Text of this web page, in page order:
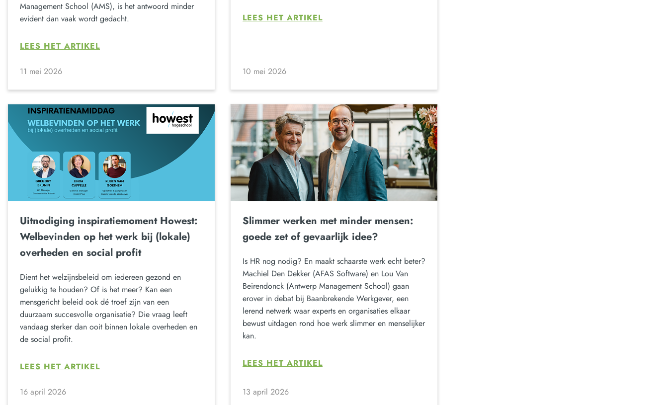
Management School (AMS), is het antwoord minder
evident dan vaak wordt gedacht.
LEES HET ARTIKEL
11 mei 2026
LEES HET ARTIKEL
10 mei 2026
Uitnodiging inspiratiemoment Howest:
Welbevinden op het werk bij (lokale)
overheden en social profit
Dient het welzijnsbeleid om iedereen gezond en
gelukkig te houden? Of is het meer? Kan een
mensgericht beleid ook dé troef zijn van een
duurzaam succesvolle organisatie? Die vraag leeft
vandaag sterker dan ooit binnen lokale overheden en
de social profit.
LEES HET ARTIKEL
16 april 2026
Slimmer werken met minder mensen:
goede zet of gevaarlijk idee?
Is HR nog nodig? En maakt schaarste werk echt beter?
Machiel Den Dekker (AFAS Software) en Lou Van
Beirendonck (Antwerp Management School) gaan
erover in debat bij Baanbrekende Werkgever, een
lerend netwerk waar experts en organisaties elkaar
bewust uitdagen rond hoe werk slimmer en menselijker
kan.
LEES HET ARTIKEL
13 april 2026